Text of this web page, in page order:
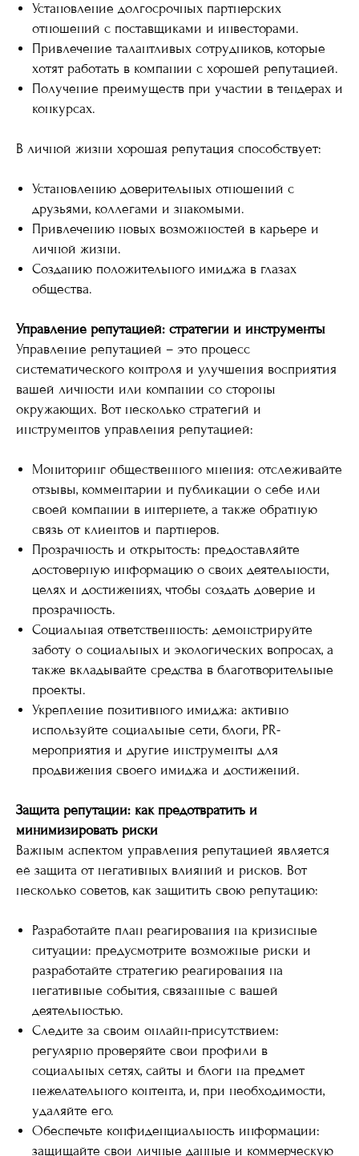
Установление долгосрочных партнерских
отношений с поставщиками и инвесторами.
Привлечение талантливых сотрудников, которые
хотят работать в компании с хорошей репутацией.
Получение преимуществ при участии в тендерах и
конкурсах.
В личной жизни хорошая репутация способствует:
Установлению доверительных отношений с
друзьями, коллегами и знакомыми.
Привлечению новых возможностей в карьере и
личной жизни.
Созданию положительного имиджа в глазах
общества.
Управление репутацией: стратегии и инструменты
Управление репутацией – это процесс
систематического контроля и улучшения восприятия
вашей личности или компании со стороны
окружающих. Вот несколько стратегий и
инструментов управления репутацией:
Мониторинг общественного мнения: отслеживайте
отзывы, комментарии и публикации о себе или
своей компании в интернете, а также обратную
связь от клиентов и партнеров.
Прозрачность и открытость: предоставляйте
достоверную информацию о своих деятельности,
целях и достижениях, чтобы создать доверие и
прозрачность.
Социальная ответственность: демонстрируйте
заботу о социальных и экологических вопросах, а
также вкладывайте средства в благотворительные
проекты.
Укрепление позитивного имиджа: активно
используйте социальные сети, блоги, PR-
мероприятия и другие инструменты для
продвижения своего имиджа и достижений.
Защита репутации: как предотвратить и
минимизировать риски
Важным аспектом управления репутацией является
её защита от негативных влияний и рисков. Вот
несколько советов, как защитить свою репутацию:
Разработайте план реагирования на кризисные
ситуации: предусмотрите возможные риски и
разработайте стратегию реагирования на
негативные события, связанные с вашей
деятельностью.
Следите за своим онлайн-присутствием:
регулярно проверяйте свои профили в
социальных сетях, сайты и блоги на предмет
нежелательного контента, и, при необходимости,
удаляйте его.
Обеспечьте конфиденциальность информации:
защищайте свои личные данные и коммерческую